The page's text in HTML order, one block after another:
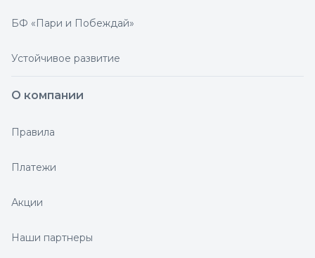
БФ «Пари и Побеждай»
Устойчивое развитие
О компании
Правила
Платежи
Акции
Наши партнеры